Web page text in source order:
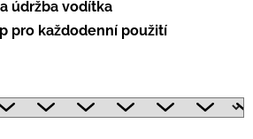
údržba vodítka
pro každodenní použití